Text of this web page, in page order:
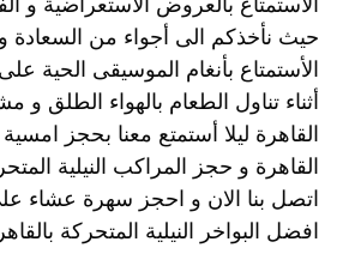
حيث نأخذكم الى أجواء من السعادة
الأستمتاع بأنغام الموسيقى الحية
أثناء تناول الطعام بالهواء الطلق و
القاهرة ليلا أستمتع معنا بحجز
القاهرة و حجز المراكب النيلية
اتصل بنا الان و احجز سهرة عشاء
افضل البواخر النيلية المتحركة